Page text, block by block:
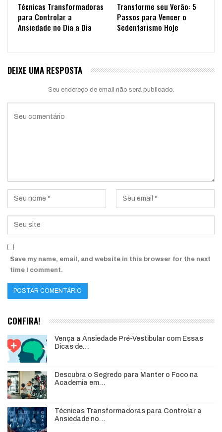
Técnicas Transformadoras
para Controlar a
Ansiedade no Dia a Dia
Transforme seu Verão: 5
Passos para Vencer o
Sedentarismo Hoje
DEIXE UMA RESPOSTA
Seu endereço de email não será publicado.
Save my name, email, and website in this browser for the next
time I comment.
CONFIRA!
Vença a Ansiedade Pré-Vestibular com Essas
Dicas de…
Descubra o Segredo para Manter o Foco na
Academia em…
Técnicas Transformadoras para Controlar a
Ansiedade no…